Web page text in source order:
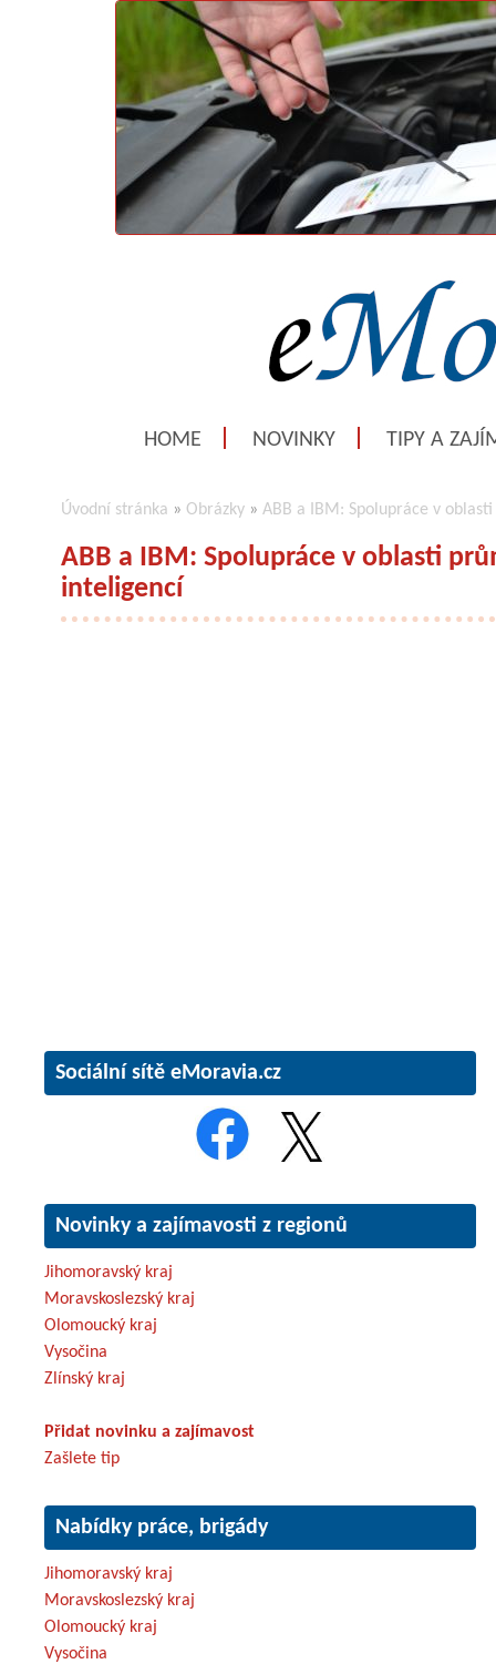
HOME NOVINKY TIPY A
Úvodní stránka » Obrázky » ABB a IBM: Spolupráce v
ABB a IBM: Spolupráce v oblasti
inteligencí
Sociální sítě eMoravia.cz
Novinky a zajímavosti z regionů
Jihomoravský kraj
Moravskoslezský kraj
Olomoucký kraj
Vysočina
Zlínský kraj
Přidat novinku a zajímavost
Zašlete tip
Nabídky práce, brigády
Jihomoravský kraj
Moravskoslezský kraj
Olomoucký kraj
Vysočina